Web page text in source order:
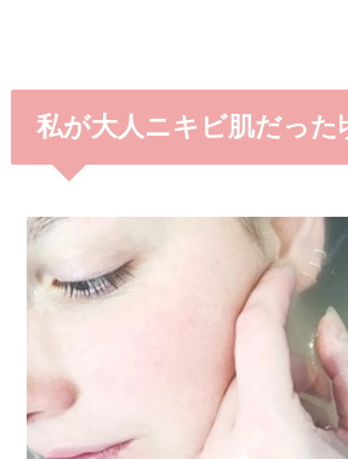
私が大人ニキビ肌だった